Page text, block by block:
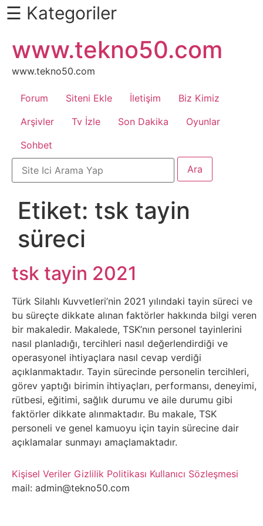
Daha
Fazlası
İçin
Kaydır
Android
Apk
Arabalar
Bankacılık
İşlemleri
Belgesel
Bilgi
Bilgisayar
Bilim
Bitcoin
Bitkiler
Film
☰ Kategoriler
atla
www.tekno50.com
www.tekno50.com
Forum Siteni Ekle İletişim
Biz Kimiz
Arşivler
Tv İzle Son Dakika
Oyunlar
Sohbet
Etiket: tsk tayin
süreci
tsk tayin 2021
Türk Silahlı Kuvvetleri’nin 2021 yılındaki tayin süreci ve
bu süreçte dikkate alınan faktörler hakkında bilgi veren
bir makaledir. Makalede, TSK’nın personel tayinlerini
nasıl planladığı, tercihleri nasıl değerlendirdiği ve
operasyonel ihtiyaçlara nasıl cevap verdiği
açıklanmaktadır. Tayin sürecinde personelin tercihleri,
görev yaptığı birimin ihtiyaçları, performansı, deneyimi,
rütbesi, eğitimi, sağlık durumu ve aile durumu gibi
faktörler dikkate alınmaktadır. Bu makale, TSK
personeli ve genel kamuoyu için tayin sürecine dair
açıklamalar sunmayı amaçlamaktadır.
Kişisel Veriler Gizlilik Politikası Kullanıcı Sözleşmesi
mail: admin@tekno50.com